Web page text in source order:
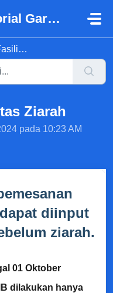
Al Azhar Memorial Garden
Ziarah
pada 10:23 AM
diinput
ziarah.
01 Oktober
dilakukan hanya